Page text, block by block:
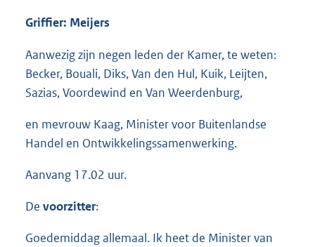
Griffier: Meijers
Aanwezig zijn negen leden der Kamer, te weten:
Becker, Bouali, Diks, Van den Hul, Kuik, Leijten,
Sazias, Voordewind en Van Weerdenburg,
en mevrouw Kaag, Minister voor Buitenlandse
Handel en Ontwikkelingssamenwerking.
Aanvang 17.02 uur.
De voorzitter:
Goedemiddag allemaal. Ik heet de Minister van